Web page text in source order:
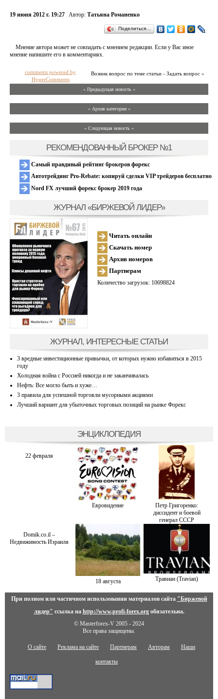
19 июня 2012 г. 19:27 Автор: Татьяна Романенко
Поделиться…
Мнение автора может не совпадать с мнением редакции. Если у Вас иное
мнение напишите его в комментариях.
Возник вопрос по теме статьи - Задать вопрос »
comments powered by
HyperComments
« Предыдущая новость «
» Архив категории «
» Следующая новость »
РЕКОМЕНДОВАННЫЙ БРОКЕР №1
Самый правдивый рейтинг брокеров форекс
Автотрейдинг Pro-Rebate: копируй сделки VIP трейдеров бесплатно
Nord FX лучший форекс брокер 2019 года
ЖУРНАЛ «БИРЖЕВОЙ ЛИДЕР»
Читать онлайн
Скачать номер
Архив номеров
Партнерам
Количество загрузок: 10698824
ЖУРНАЛ, ИНТЕРЕСНЫЕ СТАТЬИ
3 вредные инвестиционные привычки, от которых нужно избавиться в 2015
году
Холодная война с Россией никогда и не заканчивалась
Нефть: Все могло быть и хуже…
3 правила для успешной торговли мусорными акциями
Лучший вариант для убыточных торговых позиций на рынке Форекс
ЭНЦИКЛОПЕДИЯ
22 февраля
Евровидение
Петр Григоренко:
диссидент и боевой
генерал СССР
Domik.co.il –
Недвижимость Израиля
18 августа Травиан (Travian)
При полном или частичном использовании материалов сайта "Биржевой
лидер" ссылка на http://www.profi-forex.orgобязательна.
© Masterforex-V 2005 - 2024
Все права защищены.
О сайте Реклама на сайте Партнерам Авторам Наши
контакты